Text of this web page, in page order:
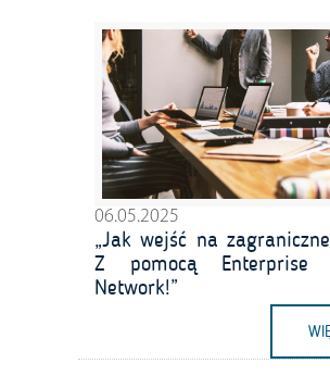
06.05.2025
„Jak wejść na
Z pomocą Enterprise
Network!”